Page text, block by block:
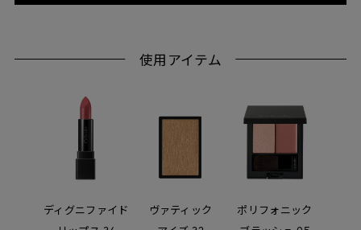
使用アイテム
ディグニファイド
ヴァティック
ポリフォニック